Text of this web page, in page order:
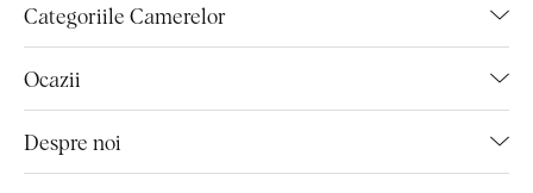
Categoriile Camerelor
Ocazii
Despre noi